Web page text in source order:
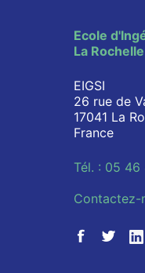
Ecole
La Rochelle
EIGSI
26 rue de
17041 La
France
Tél. : 05
Contactez-